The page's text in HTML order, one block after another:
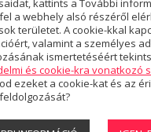
Szolgáltatások
Rólunk
Hasznos
Megtekinthető
Képújság
KULTÚRA
Aktuális programok
kattints a További
a webhely alsó részéről
területet. A cookie-kkal
valamint a személyes
ismertetéséért
és cookie-kra vonatkozó
ezeket a cookie-kat és az